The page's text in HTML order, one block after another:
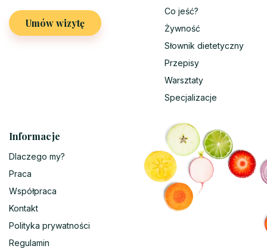
Umów wizytę
Co jeść?
Żywność
Słownik dietetyczny
Przepisy
Warsztaty
Specjalizacje
Informacje
Dlaczego my?
Praca
Współpraca
Kontakt
Polityka prywatności
Regulamin